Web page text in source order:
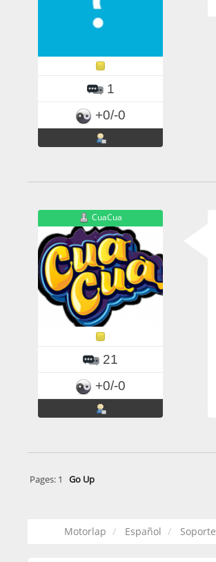
1
+0/-0
CuaCua
21
+0/-0
Pages: 1 Go Up
Motorlap Español Soporte